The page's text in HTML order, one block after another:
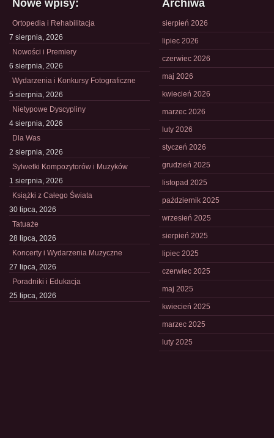
Nowe wpisy:
Ortopedia i Rehabilitacja
7 sierpnia, 2026
Nowości i Premiery
6 sierpnia, 2026
Wydarzenia i Konkursy Fotograficzne
5 sierpnia, 2026
Nietypowe Dyscypliny
4 sierpnia, 2026
Dla Was
2 sierpnia, 2026
Sylwetki Kompozytorów i Muzyków
1 sierpnia, 2026
Książki z Całego Świata
30 lipca, 2026
Tatuaże
28 lipca, 2026
Koncerty i Wydarzenia Muzyczne
27 lipca, 2026
Poradniki i Edukacja
25 lipca, 2026
Archiwa
sierpień 2026
lipiec 2026
czerwiec 2026
maj 2026
kwiecień 2026
marzec 2026
luty 2026
styczeń 2026
grudzień 2025
listopad 2025
październik 2025
wrzesień 2025
sierpień 2025
lipiec 2025
czerwiec 2025
maj 2025
kwiecień 2025
marzec 2025
luty 2025